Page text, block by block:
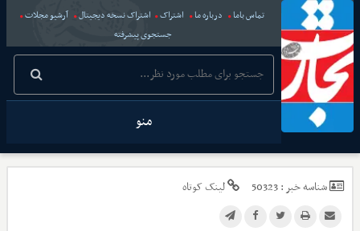
تماس باما درباره ما اشتراک اشتراک نسخه دیجیتال
آرشیو مجلات
جستجوی پیشرفته
منو
شناسه خبر :50323 لینک کوتاه